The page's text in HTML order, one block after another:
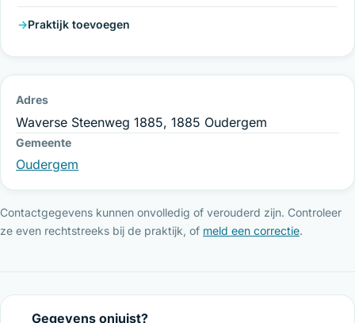
Praktijk toevoegen
Adres
Waverse Steenweg 1885, 1885 Oudergem
Gemeente
Oudergem
Contactgegevens kunnen onvolledig of verouderd zijn. Controleer
ze even rechtstreeks bij de praktijk, of meld een correctie.
Gegevens onjuist?